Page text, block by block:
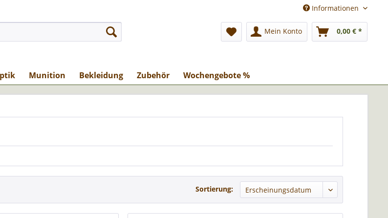
Informationen
Mein Konto 0,00 € *
Munition Bekleidung Zubehör Wochengebote %
Sortierung: